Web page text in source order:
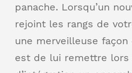
panache. Lorsqu’un
rejoint les rangs de
une merveilleuse façon
est de lui remettre lors